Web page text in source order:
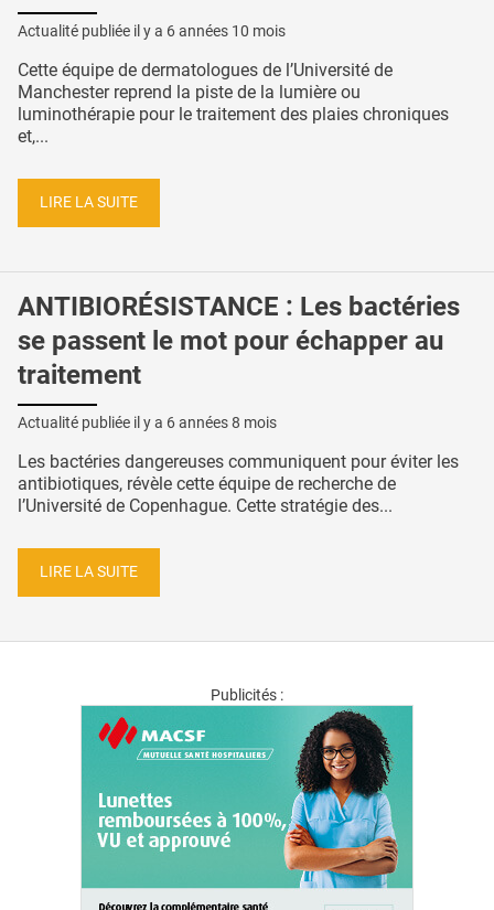
Actualité publiée il y a 6 années 10 mois
Cette équipe de dermatologues de l’Université de
Manchester reprend la piste de la lumière ou
luminothérapie pour le traitement des plaies chroniques
et,...
LIRE LA SUITE
ANTIBIORÉSISTANCE : Les bactéries
se passent le mot pour échapper au
traitement
Actualité publiée il y a 6 années 8 mois
Les bactéries dangereuses communiquent pour éviter les
antibiotiques, révèle cette équipe de recherche de
l’Université de Copenhague. Cette stratégie des...
LIRE LA SUITE
Publicités :